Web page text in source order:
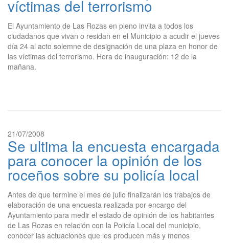
víctimas del terrorismo
El Ayuntamiento de Las Rozas en pleno invita a todos los
ciudadanos que vivan o residan en el Municipio a acudir el jueves
día 24 al acto solemne de designación de una plaza en honor de
las víctimas del terrorismo. Hora de inauguración: 12 de la
mañana.
21/07/2008
Se ultima la encuesta encargada
para conocer la opinión de los
roceños sobre su policía local
Antes de que termine el mes de julio finalizarán los trabajos de
elaboración de una encuesta realizada por encargo del
Ayuntamiento para medir el estado de opinión de los habitantes
de Las Rozas en relación con la Policía Local del municipio,
conocer las actuaciones que les producen más y menos